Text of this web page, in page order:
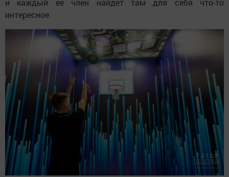
и каждый ее член найдет там для себя что-то
интересное.